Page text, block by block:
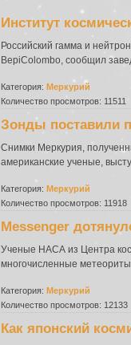
Институт
Российский гамма и
BepiColombo, сообщил
Категория: Меркурий
Количество просмотров: 11511
Зонды поставили
Снимки Меркурия,
американские ученые,
Категория: Меркурий
Количество просмотров: 11918
Messenger
Ученые НАСА из Центра
многочисленные
Категория: Меркурий
Количество просмотров: 12133
Как японский